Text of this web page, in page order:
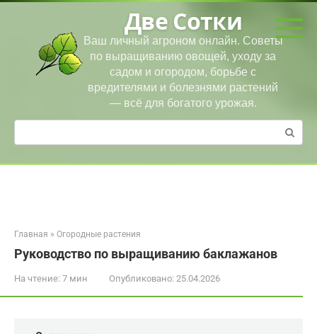
Перейти
Две Сотки
Ваш личный агроном онлайн. Советы
по выращиванию овощей, уходу за
садом и огородом, борьбе с
вредителями и болезнями растений
— всё для богатого урожая.
Поиск:
Главная » Огородные растения
Руководство по выращиванию баклажанов
На чтение: 7 мин Опубликовано: 25.04.2026